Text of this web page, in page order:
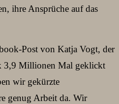
ihre Ansprüche auf das
Post von Katja Vogt, der
3,9 Millionen Mal geklickt
wir gekürzte
genug Arbeit da. Wir